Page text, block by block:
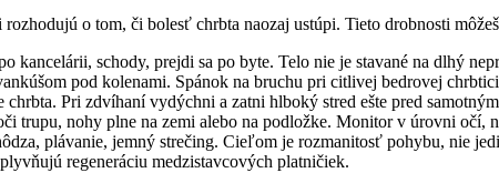
o tom, či bolesť chrbta naozaj ustúpi. Tieto drobnosti
kancelárii, schody, prejdi sa po byte. Telo nie je stavané na dlhý
pod kolenami. Spánok na bruchu pri citlivej bedrovej
Pri zdvíhaní vydýchni a zatni hlboký stred ešte pred
trupu, nohy plne na zemi alebo na podložke. Monitor v úrovni očí,
plávanie, jemný strečing. Cieľom je rozmanitosť pohybu, nie
regeneráciu medzistavcových platničiek.